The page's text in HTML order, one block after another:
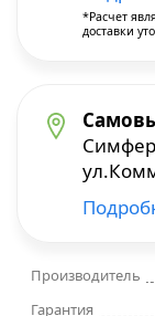
Производитель
Гарантия
*Расчет
доставки
Строительные
Фрезеры
Штроборезы
Шуруповерты и